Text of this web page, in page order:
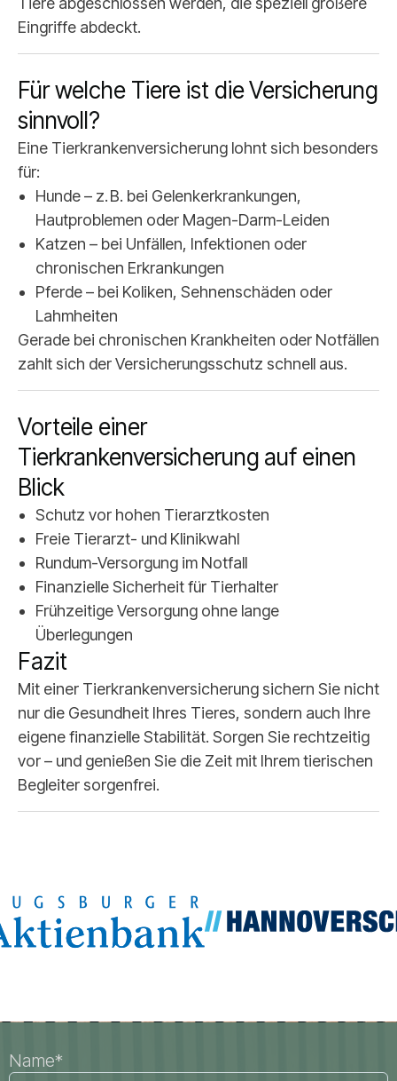
Eingriffe abdeckt.
Für welche Tiere ist die Versicherung
sinnvoll?
Eine Tierkrankenversicherung lohnt sich besonders
für:
Hunde – z. B. bei Gelenkerkrankungen,
Hautproblemen oder Magen-Darm-Leiden
Katzen – bei Unfällen, Infektionen oder
chronischen Erkrankungen
Pferde – bei Koliken, Sehnenschäden oder
Lahmheiten
Gerade bei chronischen Krankheiten oder Notfällen
zahlt sich der Versicherungsschutz schnell aus.
Vorteile einer
Tierkrankenversicherung auf einen
Blick
Schutz vor hohen Tierarztkosten
Freie Tierarzt- und Klinikwahl
Rundum-Versorgung im Notfall
Finanzielle Sicherheit für Tierhalter
Frühzeitige Versorgung ohne lange
Überlegungen
Fazit
Mit einer Tierkrankenversicherung sichern Sie nicht
nur die Gesundheit Ihres Tieres, sondern auch Ihre
eigene finanzielle Stabilität. Sorgen Sie rechtzeitig
vor – und genießen Sie die Zeit mit Ihrem tierischen
Begleiter sorgenfrei.
Name*